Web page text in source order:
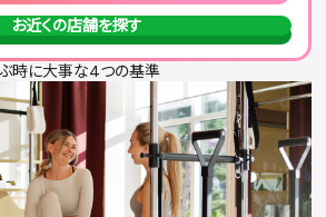
お近くの店舗を探す
時に大事な4つの基準